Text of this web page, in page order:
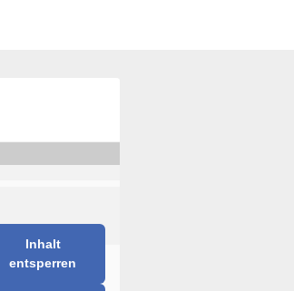
Inhalt
entsperren